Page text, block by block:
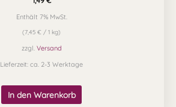
Enthält 7% MwSt.
(7,45 € / 1 kg)
zzgl. Versand
Lieferzeit: ca. 2-3 Werktage
In den Warenkorb